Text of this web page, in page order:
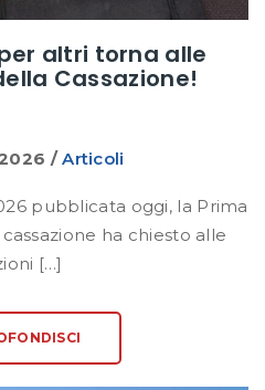
altri torna alle
Cassazione!
/ Articoli
pubblicata oggi, la Prima
ha chiesto alle
[…]